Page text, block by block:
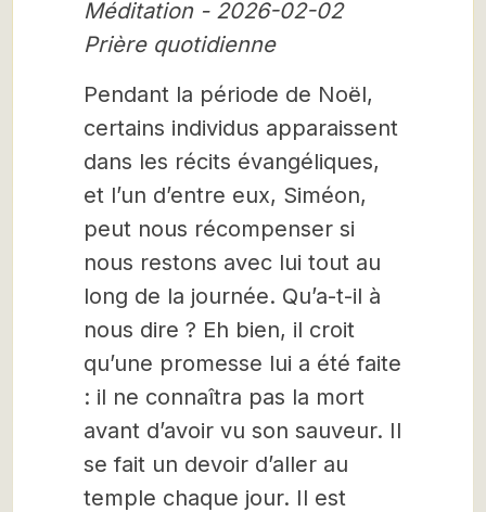
Méditation - 2026-02-02
Prière quotidienne
Pendant la période de Noël,
certains individus apparaissent
dans les récits évangéliques,
et l’un d’entre eux, Siméon,
peut nous récompenser si
nous restons avec lui tout au
long de la journée. Qu’a-t-il à
nous dire ? Eh bien, il croit
qu’une promesse lui a été faite
: il ne connaîtra pas la mort
avant d’avoir vu son sauveur. Il
se fait un devoir d’aller au
temple chaque jour. Il est